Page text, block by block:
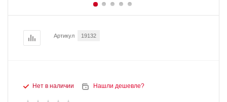
Артикул 19132
Нет в наличии Нашли дешевле?